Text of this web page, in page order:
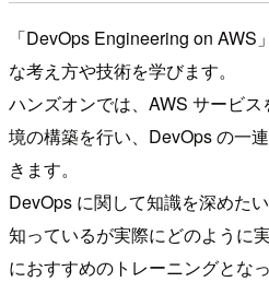
「DevOps Engineering on
な考え方や技術を学びます。
ハンズオンでは、AWS サービ
境の構築を行い、DevOps の一
きます。
DevOps に関して知識を深めた
知っているが実際にどのように
におすすめのトレーニングとなっ